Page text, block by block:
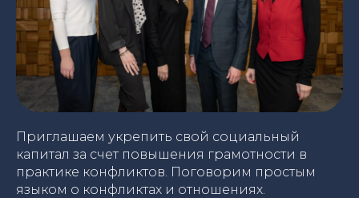
Приглашаем укрепить свой социальный
капитал за счет повышения грамотности в
практике конфликтов. Поговорим простым
языком о конфликтах и отношениях.